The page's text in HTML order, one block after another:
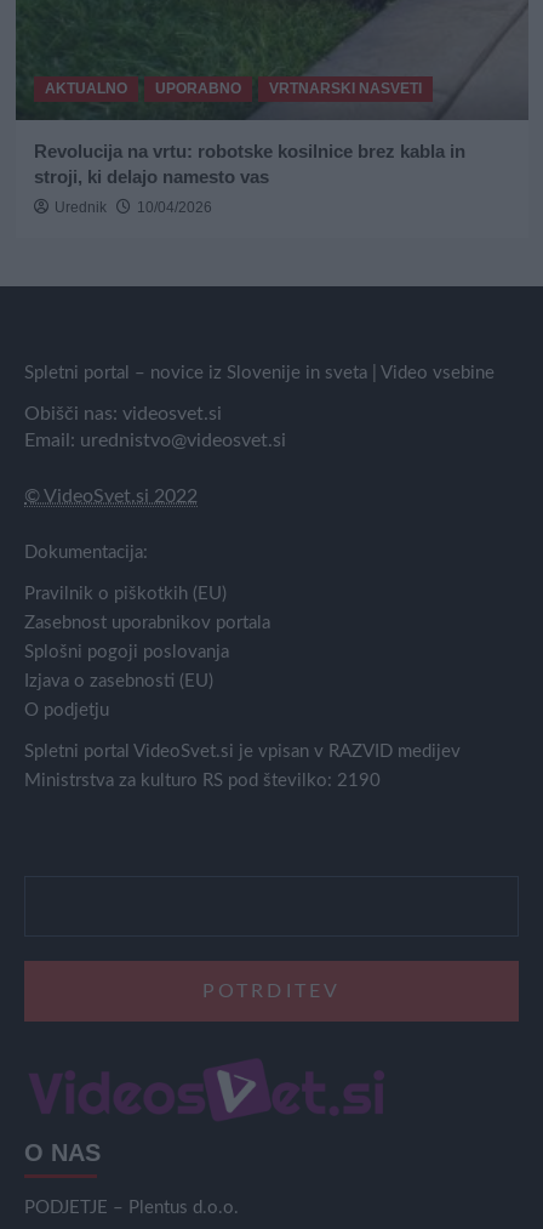
AKTUALNO UPORABNO VRTNARSKI NASVETI
Revolucija na vrtu: robotske kosilnice brez kabla in
stroji, ki delajo namesto vas
Urednik 10/04/2026
Spletni portal – novice iz Slovenije in sveta | Video vsebine
Obišči nas: videosvet.si
Email: urednistvo@videosvet.si
© VideoSvet.si 2022
Dokumentacija:
Pravilnik o piškotkih (EU)
Zasebnost uporabnikov portala
Splošni pogoji poslovanja
Izjava o zasebnosti (EU)
O podjetju
Spletni portal VideoSvet.si je vpisan v RAZVID medijev
Ministrstva za kulturo RS pod številko: 2190
O NAS
PODJETJE – Plentus d.o.o.